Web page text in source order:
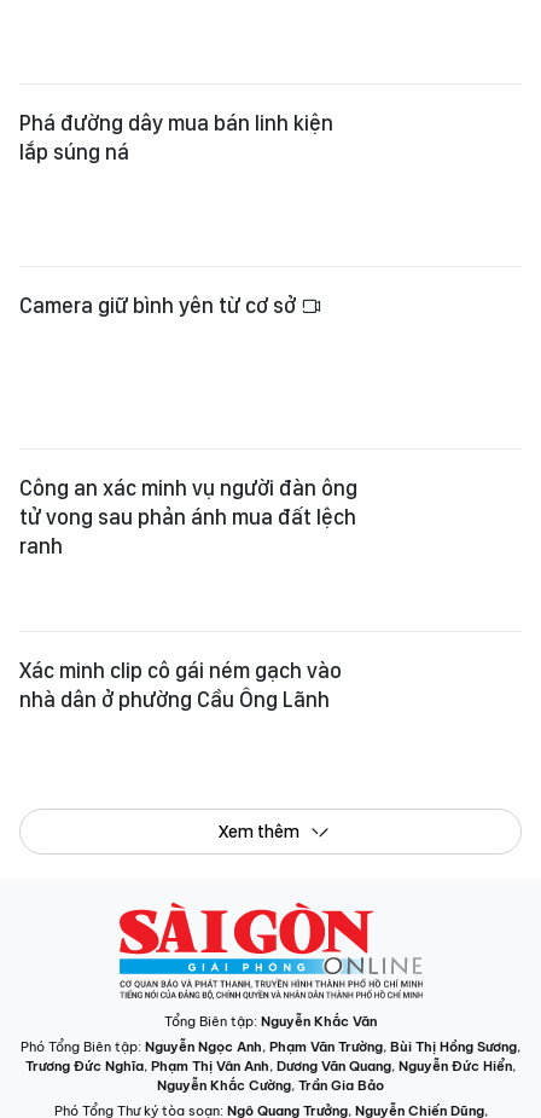
Phá đường dây mua bán linh kiện
lắp súng ná
Camera giữ bình yên từ cơ sở
Công an xác minh vụ người đàn ông
tử vong sau phản ánh mua đất lệch
ranh
Xác minh clip cô gái ném gạch vào
nhà dân ở phường Cầu Ông Lãnh
Xem thêm
Tổng Biên tập: Nguyễn Khắc Văn
Phó Tổng Biên tập: Nguyễn Ngọc Anh, Phạm Văn Trường, Bùi Thị Hồng Sương,
Trương Đức Nghĩa, Phạm Thị Vân Anh, Dương Văn Quang, Nguyễn Đức Hiển,
Nguyễn Khắc Cường, Trần Gia Bảo
Phó Tổng Thư ký tòa soạn: Ngô Quang Trưởng, Nguyễn Chiến Dũng,